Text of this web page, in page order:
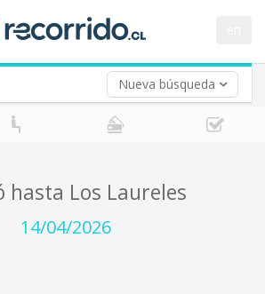
Nueva búsqueda
(opcional)
hasta Los Laureles
14/04/2026